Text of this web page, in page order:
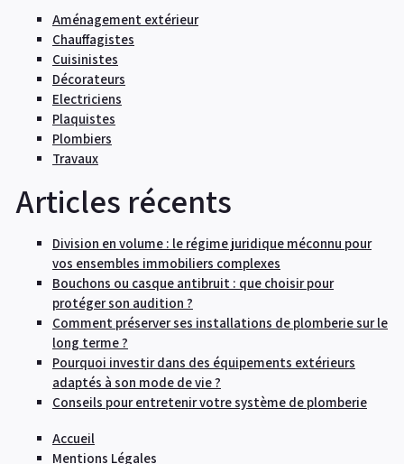
Aménagement extérieur
Chauffagistes
Cuisinistes
Décorateurs
Electriciens
Plaquistes
Plombiers
Travaux
Articles récents
Division en volume : le régime juridique méconnu pour
vos ensembles immobiliers complexes
Bouchons ou casque antibruit : que choisir pour
protéger son audition ?
Comment préserver ses installations de plomberie sur le
long terme ?
Pourquoi investir dans des équipements extérieurs
adaptés à son mode de vie ?
Conseils pour entretenir votre système de plomberie
Accueil
Mentions Légales